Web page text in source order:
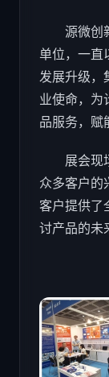
源微创新
单位，一直
发展升级，
业使命，为
品服务，赋
展会现场
众多客户的
客户提供了
讨产品的未